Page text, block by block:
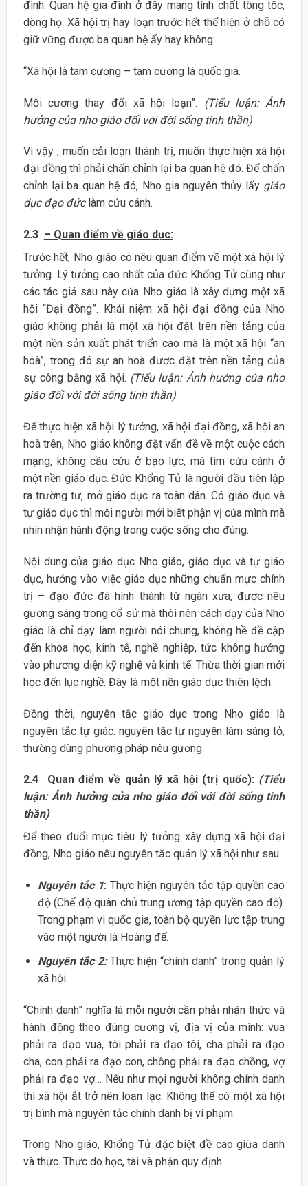
đình. Quan hệ gia đình ở đây mang tính chất tông tộc,
dòng họ. Xã hội trị hay loạn trước hết thể hiện ở chỗ có
giữ vững được ba quan hệ ấy hay không:
“Xã hội là tam cương – tam cương là quốc gia.
Mỗi cương thay đổi xã hội loạn”. (Tiểu luận: Ảnh
hưởng của nho giáo đối với đời sống tinh thần)
Vì vậy , muốn cải loạn thành trị, muốn thực hiện xã hội
đại đồng thì phải chấn chỉnh lại ba quan hệ đó. Để chấn
chỉnh lại ba quan hệ đó, Nho gia nguyên thủy lấy giáo
dục đạo đức làm cứu cánh.
2.3 – Quan điểm về giáo dục:
Trước hết, Nho giáo có nêu quan điểm về một xã hội lý
tưởng. Lý tưởng cao nhất của đức Khổng Tử cũng như
các tác giả sau này của Nho giáo là xây dựng một xã
hội “Đại đồng”. Khái niệm xã hội đại đồng của Nho
giáo không phải là một xã hội đặt trên nền tảng của
một nền sản xuất phát triển cao mà là một xã hội “an
hoà”, trong đó sự an hoà được đặt trên nền tảng của
sự công bằng xã hội. (Tiểu luận: Ảnh hưởng của nho
giáo đối với đời sống tinh thần)
Để thực hiện xã hội lý tưởng, xã hội đại đồng, xã hội an
hoà trên, Nho giáo không đặt vấn đề về một cuộc cách
mạng, không cầu cứu ở bạo lực, mà tìm cứu cánh ở
một nền giáo dục. Đức Khổng Tử là người đầu tiên lập
ra trường tư, mở giáo dục ra toàn dân. Có giáo dục và
tự giáo dục thì mỗi người mới biết phận vị của mình mà
nhìn nhận hành động trong cuộc sống cho đúng.
Nội dung của giáo dục Nho giáo, giáo dục và tự giáo
dục, hướng vào việc giáo dục những chuẩn mực chính
trị – đạo đức đã hình thành từ ngàn xưa, được nêu
gương sáng trong cổ sử mà thôi nên cách dạy của Nho
giáo là chỉ dạy làm người nói chung, không hề đề cập
đến khoa học, kinh tế, nghề nghiệp, tức không hướng
vào phương diện kỹ nghệ và kinh tế. Thừa thời gian mới
học đến lục nghề. Đây là một nền giáo dục thiên lệch.
Đồng thời, nguyên tắc giáo dục trong Nho giáo là
nguyên tắc tự giác: nguyên tắc tự nguyện làm sáng tỏ,
thường dùng phương pháp nêu gương.
2.4 Quan điểm về quản lý xã hội (trị quốc): (Tiểu
luận: Ảnh hưởng của nho giáo đối với đời sống tinh
thần)
Để theo đuổi mục tiêu lý tưởng xây dựng xã hội đại
đồng, Nho giáo nêu nguyên tắc quản lý xã hội như sau:
Nguyên tắc 1: Thực hiện nguyên tắc tập quyền cao
độ (Chế độ quân chủ trung ương tập quyền cao độ).
Trong phạm vi quốc gia, toàn bộ quyền lực tập trung
vào một người là Hoàng đế.
Nguyên tắc 2:Thực hiện “chính danh” trong quản lý
xã hội.
“Chính danh” nghĩa là mỗi người cần phải nhận thức và
hành động theo đúng cương vị, địa vị của mình: vua
phải ra đạo vua, tôi phải ra đạo tôi, cha phải ra đạo
cha, con phải ra đạo con, chồng phải ra đạo chồng, vợ
phải ra đạo vợ… Nếu như mọi người không chính danh
thì xã hội ắt trở nên loạn lạc. Không thể có một xã hội
trị bình mà nguyên tắc chính danh bị vi phạm.
Trong Nho giáo, Khổng Tử đặc biệt đề cao giữa danh
và thực. Thực do học, tài và phận quy định.